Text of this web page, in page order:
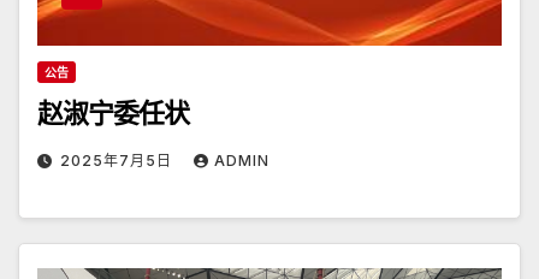
公告
赵淑宁委任状
2025年7月5日 ADMIN